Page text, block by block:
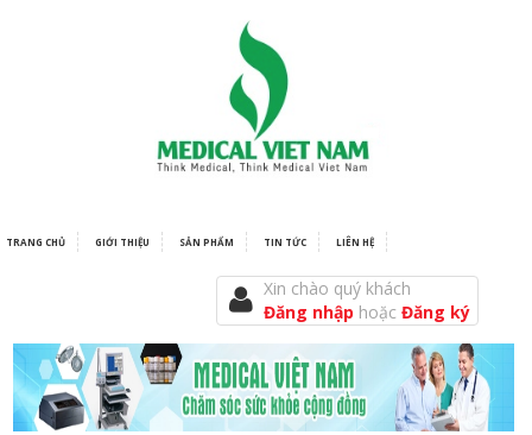
TRANG CHỦ GIỚI THIỆU SẢN PHẨM TIN TỨC LIÊN HỆ
Xin chào quý khách
Đăng nhập hoặcĐăng ký